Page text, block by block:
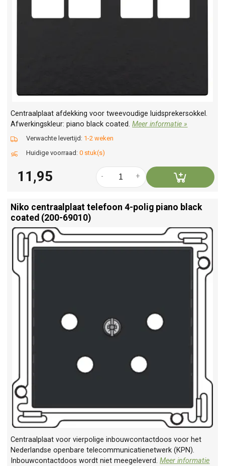
Centraalplaat afdekking voor tweevoudige luidsprekersokkel.
Afwerkingskleur: piano black coated.Meer informatie »
Verwachte levertijd: 1-2 weken
Huidige voorraad: 0 stuk(s)
11,95 +
-
Niko centraalplaat telefoon 4-polig piano black
coated (200-69010)
Centraalplaat voor vierpolige inbouwcontactdoos voor het
Nederlandse openbare telecommunicatienetwerk (KPN).
Inbouwcontactdoos wordt niet meegeleverd.Meer informatie